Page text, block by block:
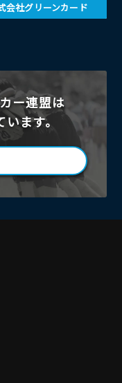
会社グリーンカード
ー連盟は
ます。